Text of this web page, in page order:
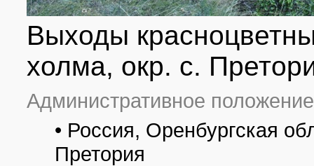
Выходы
холма, окр. с.
Административное
• Россия, Оренбургская
Претория